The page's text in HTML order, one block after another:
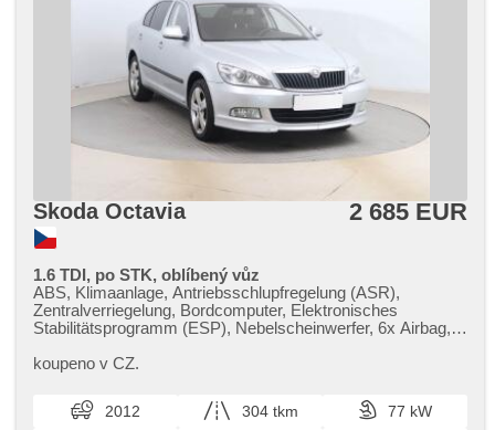
Skoda Octavia 2 685 EUR
1.6 TDI, po STK, oblíbený vůz
ABS, Klimaanlage, Antriebsschlupfregelung (ASR),
Zentralverriegelung, Bordcomputer, Elektronisches
Stabilitätsprogramm (ESP), Nebelscheinwerfer, 6x Airbag,
koupeno v CZ.
2012 304 tkm 77 kW